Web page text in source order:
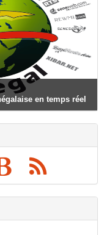
en temps réel